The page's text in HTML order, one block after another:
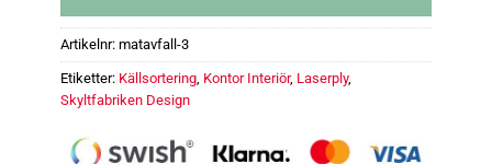
Artikelnr: matavfall-3
Etiketter: Källsortering Kontor Interiör, Laserply,
Skyltfabriken Design